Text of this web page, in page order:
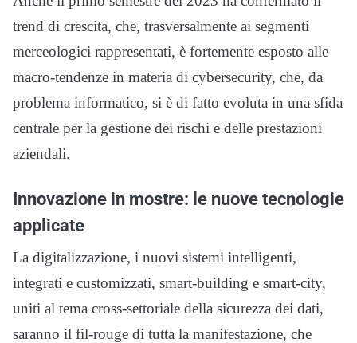
trend di crescita, che, trasversalmente ai segmenti
merceologici rappresentati, è fortemente esposto alle
macro-tendenze in materia di cybersecurity, che, da
problema informatico, si è di fatto evoluta in una sfida
centrale per la gestione dei rischi e delle prestazioni
aziendali.
Innovazione in mostre: le nuove tecnologie
applicate
La digitalizzazione, i nuovi sistemi intelligenti,
integrati e customizzati, smart-building e smart-city,
uniti al tema cross-settoriale della sicurezza dei dati,
saranno il fil-rouge di tutta la manifestazione, che